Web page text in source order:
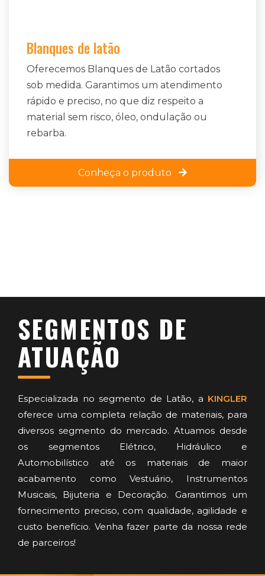
Blanques de latão
Oferecemos Blanques de Latão cortados
sob medida. Garantimos um atendimento
rápido e preciso, no que diz respeito a
material sem risco, óleo, ondulação ou
rebarba.
Conheça o produto
SEGMENTOS DE
ATUAÇÃO
Especializada no segmento de Latão, a KINGLER
oferece uma completa relação de materiais, para
diversos segmento do mercado. Atuamos desde
os segmentos Elétrico, Hidráulico e
Automobilístico até os materiais de maior
acabamento como Vestuário, Instrumentos
Musicais, Bijuteria e Decoração. Garantimos um
fornecimento preciso, com qualidade, agilidade e
custo benefício. Venha fazer parte da nossa rede
de parceiros!